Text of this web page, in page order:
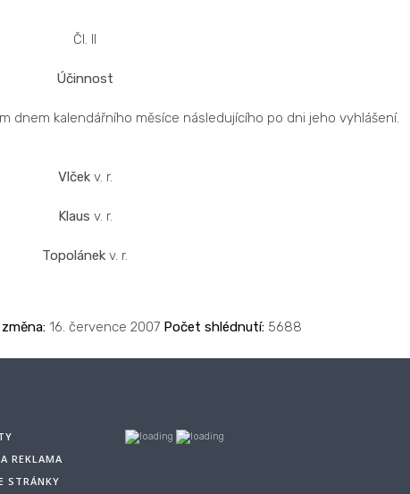
Čl. II
Účinnost
dnem kalendářního měsíce následujícího po dni jeho vyhlášení.
Vlčekv. r.
Klaus v. r.
Topolánek v. r.
16. července 2007 Počet shlédnutí:5688
REKLAMA
STRÁNKY